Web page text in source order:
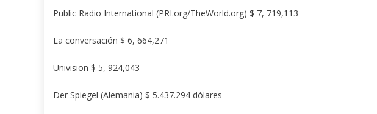
Public Radio International (PRI.org/TheWorld.org) $ 7, 719,113
La conversación $ 6, 664,271
Univision $ 5, 924,043
Der Spiegel (Alemania) $ 5.437.294 dólares